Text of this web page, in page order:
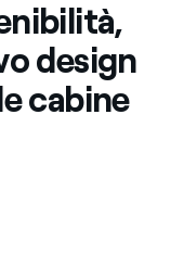
design
cabine